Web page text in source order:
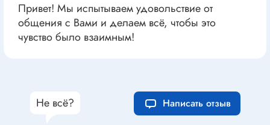
Привет! Мы испытываем удовольствие от
общения с Вами и делаем всё, чтобы это
чувство было взаимным!
Не всё? Написать отзыв